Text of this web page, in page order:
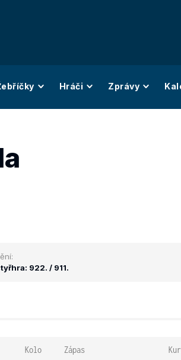
Hráči Zprávy
922. / 911.
Kolo Zápas